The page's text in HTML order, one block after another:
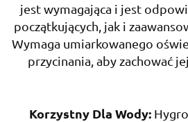
jest wymagająca i jest
początkujących, jak i
Wymaga umiarkowanego
przycinania, aby zachować
Korzystny Dla Wody: